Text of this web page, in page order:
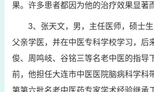
果。许多患者都因为他的治疗效果显著
3、张天文，男，主任医师，硕士
父亲学医，并在中医专科学校学习，后
俊、周鸣岐、谷铭三等名老中医的指导
前，他担任大连市中医医院脑病科学科
第第六批名老中医药专家学术经验继承